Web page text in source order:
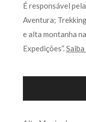
É responsável
Aventura;
e alta montanha
Expedições”.Saiba